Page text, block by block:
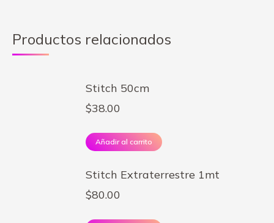
Productos relacionados
Stitch 50cm
$38.00
Añadir al carrito
Stitch Extraterrestre 1mt
$80.00